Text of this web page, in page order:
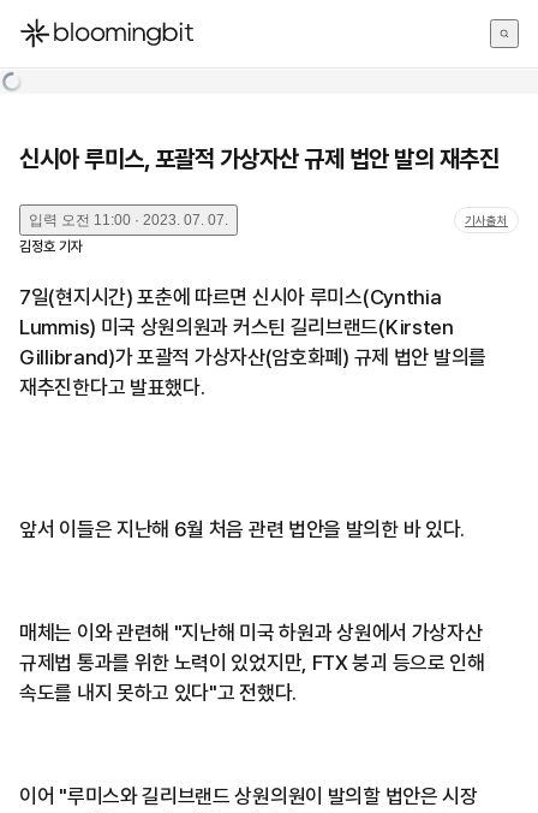
한국어
신시아 루미스, 포괄적 가상자산 규제 법안 발의 재추진
입력 오전 11:00 · 2023. 07. 07. 기사출처
김정호 기자
7일(현지시간) 포춘에 따르면 신시아 루미스(Cynthia
Lummis) 미국 상원의원과 커스틴 길리브랜드(Kirsten
Gillibrand)가 포괄적 가상자산(암호화폐) 규제 법안 발의를
재추진한다고 발표했다.
앞서 이들은 지난해 6월 처음 관련 법안을 발의한 바 있다.
매체는 이와 관련해 "지난해 미국 하원과 상원에서 가상자산
규제법 통과를 위한 노력이 있었지만, FTX 붕괴 등으로 인해
속도를 내지 못하고 있다"고 전했다.
이어 "루미스와 길리브랜드 상원의원이 발의할 법안은 시장